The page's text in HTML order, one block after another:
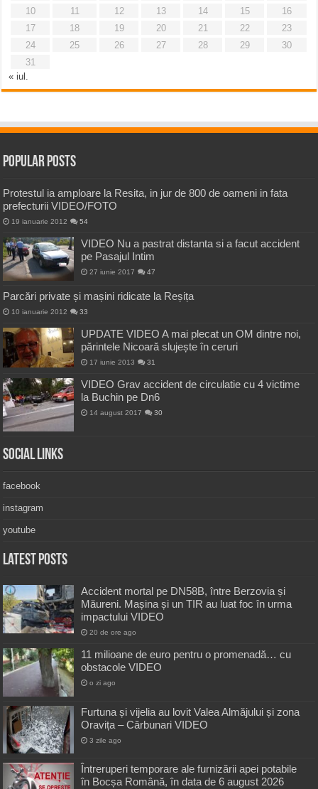
10
11 12 13 14 15
16
17
18 19 20 21 22
23
24
25 26 27 28 29
30
31
« iul.
Popular Posts
Protestul ia amploare la Resita, in jur de 800 de oameni in fata
prefecturii VIDEO/FOTO
19 ianuarie 2012 54
VIDEO Nu a pastrat distanta si a facut accident
pe Pasajul Intim
27 iunie 2017 47
Parcări private și mașini ridicate la Reșița
10 ianuarie 2012 33
UPDATE VIDEO A mai plecat un OM dintre noi,
părintele Nicoară slujește în ceruri
17 iunie 2013 31
VIDEO Grav accident de circulatie cu 4 victime
la Buchin pe Dn6
14 august 2017 30
Social Links
facebook
instagram
youtube
Latest Posts
Accident mortal pe DN58B, între Berzovia și
Măureni. Mașina și un TIR au luat foc în urma
impactului VIDEO
20 de ore ago
11 milioane de euro pentru o promenadă… cu
obstacole VIDEO
o zi ago
Furtuna și vijelia au lovit Valea Almăjului și zona
Oravița – Cărbunari VIDEO
3 zile ago
Întreruperi temporare ale furnizării apei potabile
în Bocșa Română, în data de 6 august 2026